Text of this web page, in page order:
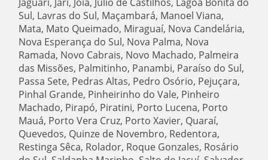
Sul, Lavras do Sul, Maçambará, Manoel Viana,
Mata, Mato Queimado, Miraguaí, Nova Candelária,
Nova Esperança do Sul, Nova Palma, Nova
Ramada, Novo Cabrais, Novo Machado, Palmeira
das Missões, Palmitinho, Panambi, Paraíso do Sul,
Passa Sete, Pedras Altas, Pedro Osório, Pejuçara,
Pinhal Grande, Pinheirinho do Vale, Pinheiro
Machado, Pirapó, Piratini, Porto Lucena, Porto
Mauá, Porto Vera Cruz, Porto Xavier, Quaraí,
Quevedos, Quinze de Novembro, Redentora,
Restinga Sêca, Rolador, Roque Gonzales, Rosário